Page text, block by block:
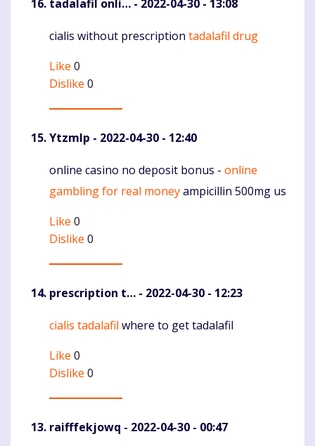
tadalafil onli… - 2022-04-30 - 13:08
Komentaras
cialis without prescription tadalafil drug
Like 0
Dislike 0
Ytzmlp - 2022-04-30 - 12:40
Komentaras
online casino no deposit bonus - online
gambling for real moneyampicillin 500mg us
Like 0
Dislike 0
prescription t… - 2022-04-30 - 12:23
Komentaras
cialis tadalafil where to get tadalafil
Like 0
Dislike 0
raifffekjowq - 2022-04-30 - 00:47